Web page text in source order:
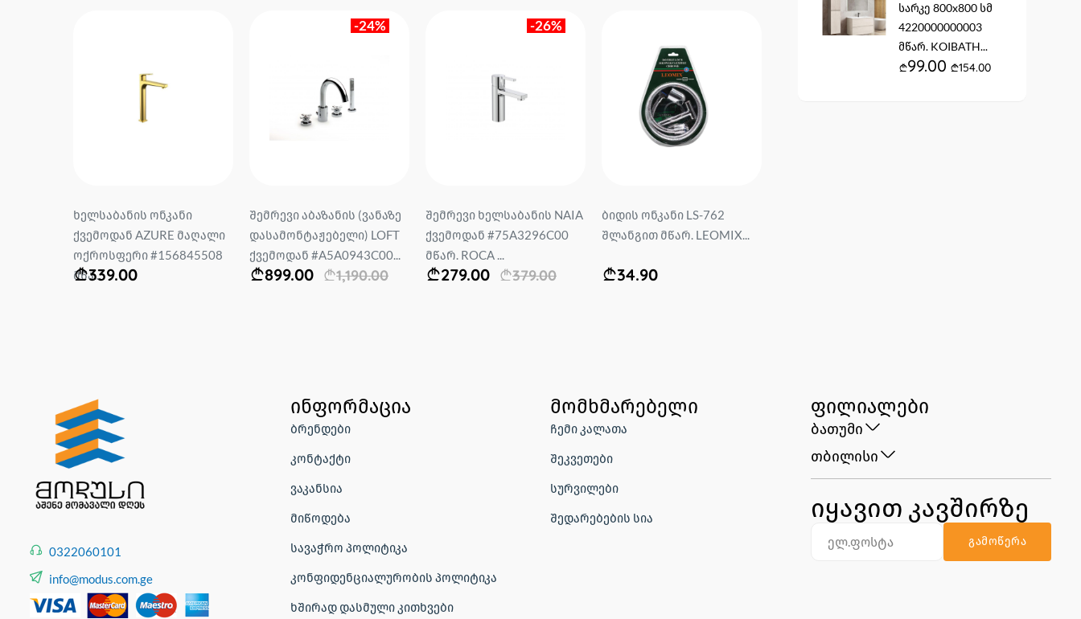
ხელსაბანის ონკანი
ქვემოდან AZURE მაღალი
ოქროსფერი #156845508
მწა...339.00
-24%
შემრევი აბაზანის (ვანაზე
დასამონტაჟებელი) LOFT
ქვემოდან #A5A0943C00...
899.00 1,190.00
-26%
შემრევი ხელსაბანის NAIA
ქვემოდან #75A3296C00
მწარ. ROCA ...
279.00 379.00
ბიდის ონკანი LS-762
შლანგით მწარ. LEOMIX...
34.90
სარკე 800x800 სმ
4220000000003
მწარ. KOIBATH...
99.00 154.00
0322060101
info@modus.com.ge
ინფორმაცია
ბრენდები
კონტაქტი
ვაკანსია
მიწოდება
სავაჭრო პოლიტიკა
კონფიდენციალურობის პოლიტიკა
ხშირად დასმული კითხვები
მომხმარებელი
ჩემი კალათა
შეკვეთები
სურვილები
შედარებების სია
ფილიალები
ბათუმი
თბილისი
იყავით კავშირზე
გამოწერა